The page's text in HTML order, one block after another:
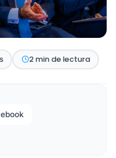
2 min de lectura